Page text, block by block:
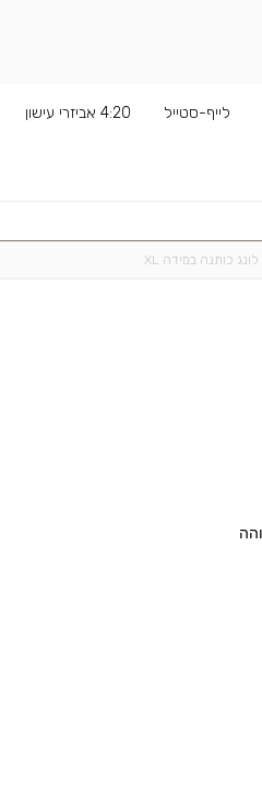
לייף-סטייל 4:20 אביזרי עישון